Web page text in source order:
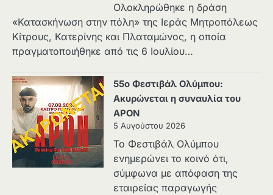
Ολοκληρώθηκε η δράση
«Κατασκήνωση στην πόλη» της Ιεράς Μητροπόλεως
Κίτρους, Κατερίνης και Πλαταμώνος, η οποία
πραγματοποιήθηκε από τις 6 Ιουλίου…
55ο Φεστιβάλ Ολύμπου:
Ακυρώνεται η συναυλία του
APON
5 Αυγούστου 2026
Το Φεστιβάλ Ολύμπου
ενημερώνει το κοινό ότι,
σύμφωνα με απόφαση της
εταιρείας παραγωγής